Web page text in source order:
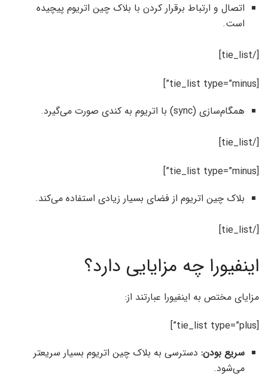
اتصال و ارتباط برقرار کردن با بلاک چین اتریوم پیچیده
است.
[/tie_list]
[tie_list type=”minus”]
همگام‌سازی (sync) با اتریوم به کندی صورت می‌گیرد.
[/tie_list]
[tie_list type=”minus”]
بلاک چین اتریوم از فضای بسیار زیادی استفاده می‌کند.
[/tie_list]
اینفیورا چه مزایایی دارد؟
مزایای مختص به اینفیورا عبارتند از:
[tie_list type=”plus”]
سریع بودن:
می‌شود.